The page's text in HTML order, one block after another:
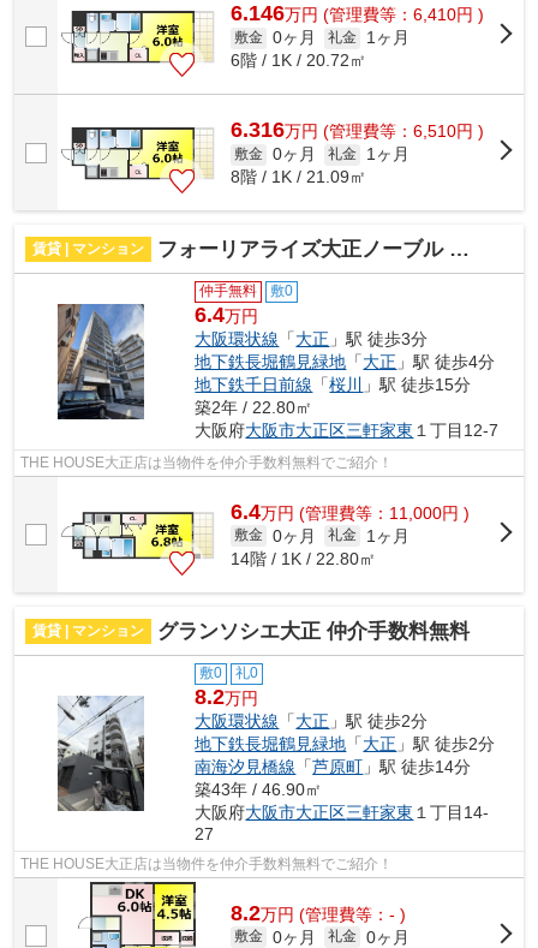
6.146万円 (管理費等：6,410円 )
敷金 0ヶ月 礼金
1ヶ月
6階 / 1K / 20.72㎡
6.316万円 (管理費等：6,510円 )
敷金 0ヶ月 礼金
1ヶ月
8階 / 1K / 21.09㎡
賃貸 | マンション フォーリアライズ大正ノーブル 仲介手数料無料
仲手無料 敷0
6.4万円
大阪環状線 「大正 」駅 徒歩3分
地下鉄長堀鶴見緑地 「大正 」駅 徒歩4分
地下鉄千日前線 「桜川
」駅 徒歩15分
築2年 / 22.80㎡
大阪府大阪市大正区三軒家東 １丁目12-7
THE HOUSE大正店は当物件を仲介手数料無料でご紹介！
6.4万円 (管理費等：11,000円 )
敷金 0ヶ月 礼金
1ヶ月
14階 / 1K / 22.80㎡
賃貸 | マンション グランソシエ大正 仲介手数料無料
敷0 礼0
8.2万円
大阪環状線 「大正 」駅 徒歩2分
地下鉄長堀鶴見緑地 「大正 」駅 徒歩2分
南海汐見橋線 「芦原町 」駅 徒歩14分
築43年 / 46.90㎡
大阪府大阪市大正区三軒家東 １丁目14-
27
THE HOUSE大正店は当物件を仲介手数料無料でご紹介！
8.2万円 (管理費等：- )
敷金 0ヶ月 礼金 0ヶ月